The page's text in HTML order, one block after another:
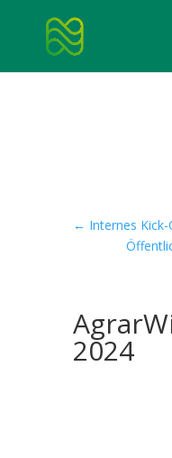
← Internes
2024